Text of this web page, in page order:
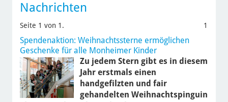
Nachrichten
Seite 1 von 1. 1
Spendenaktion: Weihnachtssterne ermöglichen
Geschenke für alle Monheimer Kinder
Zu jedem Stern gibt es in diesem
Jahr erstmals einen
handgefilzten und fair
gehandelten Weihnachtspinguin